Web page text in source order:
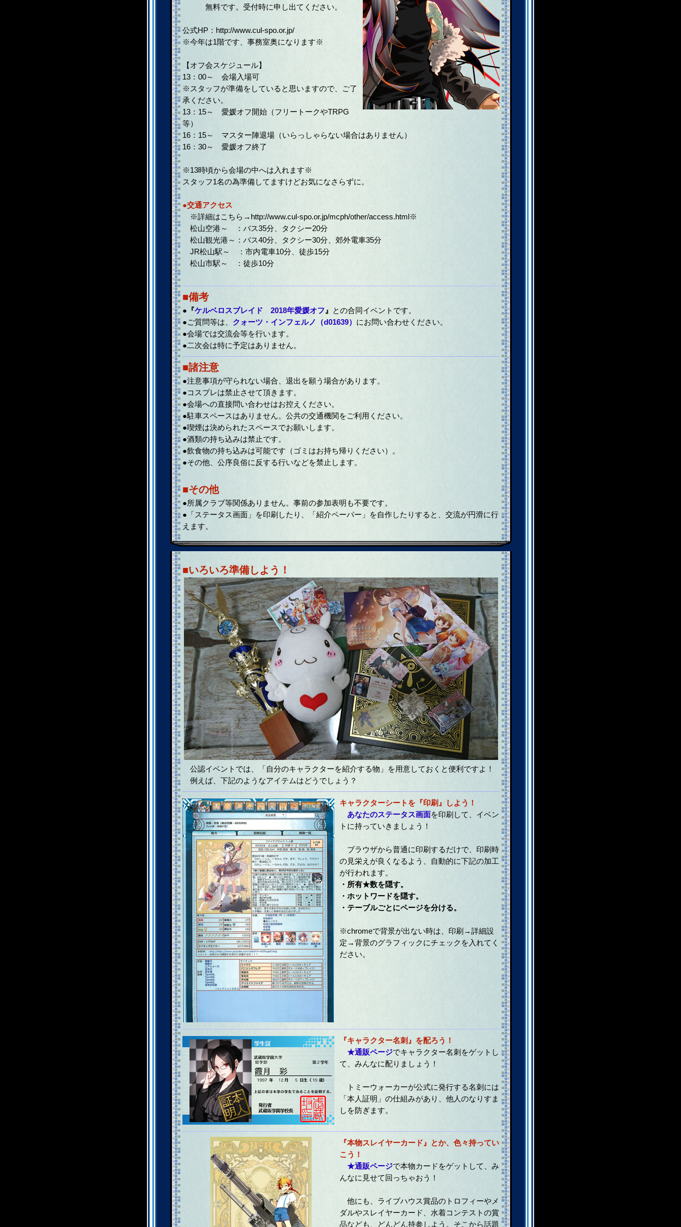
無料です。受付時に申し出てください。
公式HP：http://www.cul-spo.or.jp/
※今年は1階です、事務室奥になります※
【オフ会スケジュール】
13：00～ 会場入場可
※スタッフが準備をしていると思いますので、ご了
承ください。
13：15～ 愛媛オフ開始（フリートークやTRPG
等）
16：15～ マスター陣退場（いらっしゃらない場合はありません）
16：30～ 愛媛オフ終了
※13時頃から会場の中へは入れます※
スタッフ1名の為準備してますけどお気になさらずに。
●交通アクセス
※詳細はこちら→http://www.cul-spo.or.jp/mcph/other/access.html※
松山空港～ ：バス35分、タクシー20分
松山観光港～：バス40分、タクシー30分、郊外電車35分
JR松山駅～ ：市内電車10分、徒歩15分
松山市駅～ ：徒歩10分
■備考
●『ケルベロスブレイド 2018年愛媛オフ 』 との合同イベントです。
●ご質問等は、 クォーツ・インフェルノ（d01639） にお問い合わせください。
●会場では交流会等を行います。
●二次会は特に予定はありません。
■諸注意
●注意事項が守られない場合、退出を願う場合があります。
●コスプレは禁止させて頂きます。
●会場への直接問い合わせはお控えください。
●駐車スペースはありません。公共の交通機関をご利用ください。
●喫煙は決められたスペースでお願いします。
●酒類の持ち込みは禁止です。
●飲食物の持ち込みは可能です（ゴミはお持ち帰りください）。
●その他、公序良俗に反する行いなどを禁止します。
■その他
●所属クラブ等関係ありません。事前の参加表明も不要です。
●「ステータス画面」を印刷したり、「紹介ペーパー」を自作したりすると、交流が円滑に行
えます。
■いろいろ準備しよう！
公認イベントでは、「自分のキャラクターを紹介する物」を用意しておくと便利ですよ！
例えば、下記のようなアイテムはどうでしょう？
キャラクターシートを『印刷』しよう！
あなたのステータス画面を印刷して、イベン
トに持っていきましょう！
ブラウザから普通に印刷するだけで、印刷時
の見栄えが良くなるよう、自動的に下記の加工
が行われます。
・所有★数を隠す。
・ホットワードを隠す。
・テーブルごとにページを分ける。
※chromeで背景が出ない時は、印刷→詳細設
定→背景のグラフィックにチェックを入れてく
ださい。
『キャラクター名刺』を配ろう！
★通販ページでキャラクター名刺をゲットし
て、みんなに配りましょう！
トミーウォーカーが公式に発行する名刺には
「本人証明」の仕組みがあり、他人のなりすま
しを防ぎます。
『本物スレイヤーカード』とか、色々持ってい
こう！
★通販ページで本物カードをゲットして、み
んなに見せて回っちゃおう！
他にも、ライブハウス賞品のトロフィーやメ
ダルやスレイヤーカード、水着コンテストの賞
品なども、どんどん持参しよう。そこから話題